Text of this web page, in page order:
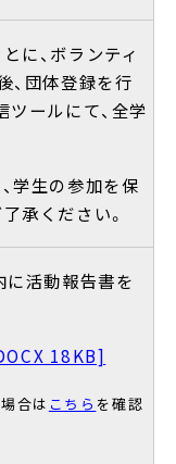
に、ボランティ
、団体登録を行
ツールにて、全学
学生の参加を保
承ください。
に活動報告書を
18KB]
合は こちら を確認